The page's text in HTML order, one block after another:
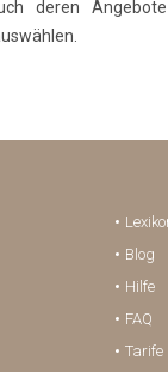
deren
Blog
Hilfe
FAQ
Tarife